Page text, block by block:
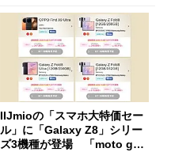
IIJmioの「スマホ大特価セー
ル」に「Galaxy Z8」シリー
ズ3機種が登場 「moto g37